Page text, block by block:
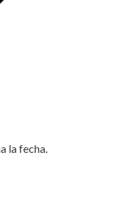
la fecha.